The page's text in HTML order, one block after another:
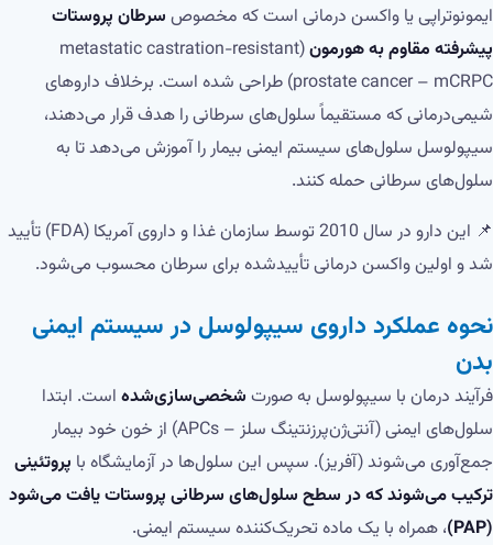
ایمونوتراپی یا واکسن درمانی است که مخصوص سرطان پروستات
پیشرفته مقاوم به هورمون (metastatic castration-resistant
prostate cancer – mCRPC) طراحی شده است. برخلاف داروهای
شیمی‌درمانی که مستقیماً سلول‌های سرطانی را هدف قرار می‌دهند،
سیپولوسل سلول‌های سیستم ایمنی بیمار را آموزش می‌دهد تا به
سلول‌های سرطانی حمله کنند.
📌 این دارو در سال 2010 توسط سازمان غذا و داروی آمریکا (FDA) تأیید
شد و اولین واکسن درمانی تأییدشده برای سرطان محسوب می‌شود.
نحوه عملکرد داروی سیپولوسل در سیستم ایمنی
بدن
فرآیند درمان با سیپولوسل به صورت شخصی‌سازی‌شده است. ابتدا
سلول‌های ایمنی (آنتی‌ژن‌پرزنتینگ سلز – APCs) از خون خود بیمار
جمع‌آوری می‌شوند (آفریز). سپس این سلول‌ها در آزمایشگاه با پروتئینی
ترکیب می‌شوند که در سطح سلول‌های سرطانی پروستات یافت می‌شود
(PAP)
، همراه با یک ماده تحریک‌کننده سیستم ایمنی.